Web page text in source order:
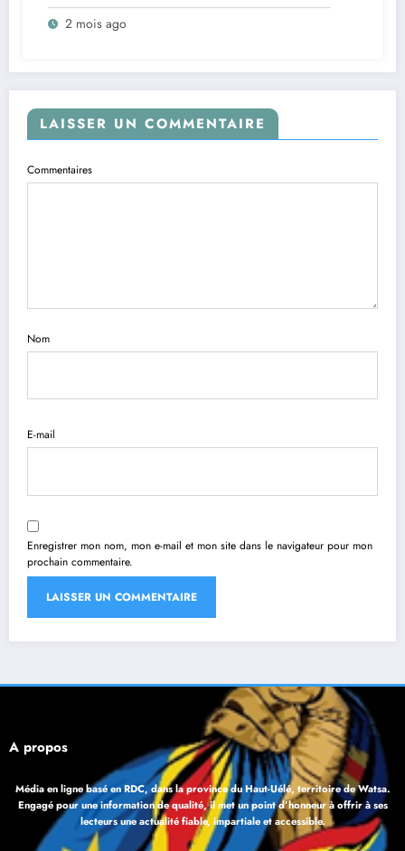
Nekalagba (« Trois Ponts »)–Isiro ; le
conseiller Remacle Azumutounde
certains chauffeurs
2 mois ago
LAISSER UN COMMENTAIRE
Commentaires
Nom
E-mail
Enregistrer mon nom, mon e-mail et mon site dans le navigateur pour mon
prochain commentaire.
À propos
Média en ligne basé en RDC, dans la province du Haut-Uélé, territoire de Watsa.
Engagé pour une information de qualité, il met un point d’honneur à offrir à ses
lecteurs une actualité fiable, impartiale et accessible.